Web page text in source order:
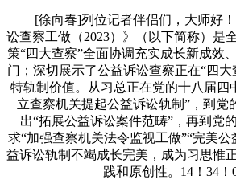
[徐向春]列位记者伴侣们，大师好！
讼查察工做（2023）》（以下简称）是
策“四大查察”全面协调充实成长新成效
门；深切展示了公益诉讼查察正在“四
特轨制价值。从习总正在党的十八届四
立查察机关提起公益诉讼轨制”，到党
出“拓展公益诉讼案件范畴”，再到党
求“加强查察机关法令监视工做”“完美
益诉讼轨制不竭成长完美，成为习思惟
践和原创性。14！34！